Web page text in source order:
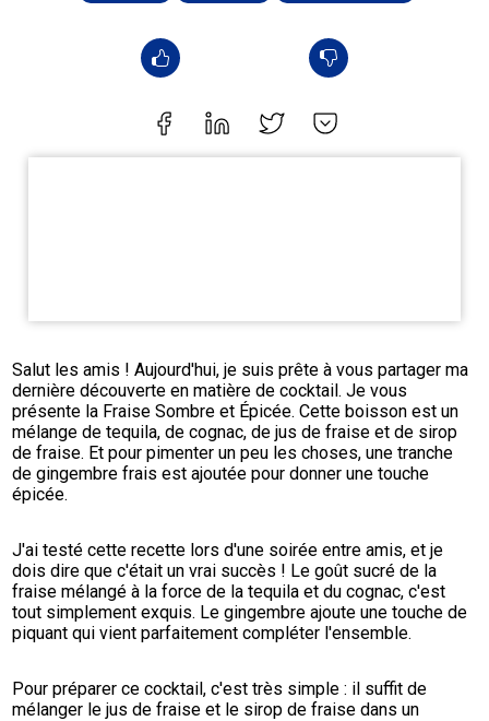
Salut les amis ! Aujourd'hui, je suis prête à vous partager ma
dernière découverte en matière de cocktail. Je vous
présente la Fraise Sombre et Épicée. Cette boisson est un
mélange de tequila, de cognac, de jus de fraise et de sirop
de fraise. Et pour pimenter un peu les choses, une tranche
de gingembre frais est ajoutée pour donner une touche
épicée.
J'ai testé cette recette lors d'une soirée entre amis, et je
dois dire que c'était un vrai succès ! Le goût sucré de la
fraise mélangé à la force de la tequila et du cognac, c'est
tout simplement exquis. Le gingembre ajoute une touche de
piquant qui vient parfaitement compléter l'ensemble.
Pour préparer ce cocktail, c'est très simple : il suffit de
mélanger le jus de fraise et le sirop de fraise dans un